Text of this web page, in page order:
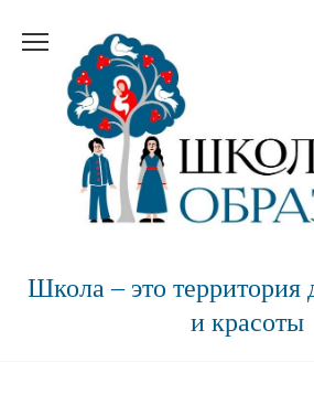
содержанию
Школа – это территория
и красоты